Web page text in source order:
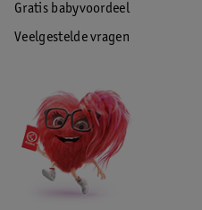
Gratis babyvoordeel
Veelgestelde vragen